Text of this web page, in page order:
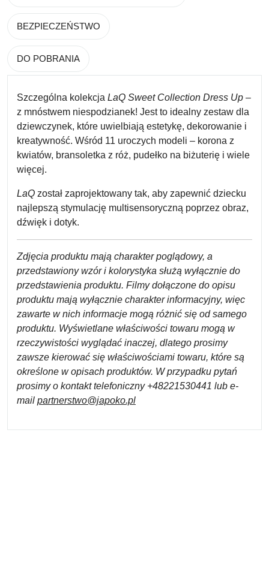
BEZPIECZEŃSTWO
DO POBRANIA
Szczególna kolekcja LaQ Sweet Collection Dress Up –
z mnóstwem niespodzianek! Jest to idealny zestaw dla
dziewczynek, które uwielbiają estetykę, dekorowanie i
kreatywność. Wśród 11 uroczych modeli – korona z
kwiatów, bransoletka z róż, pudełko na biżuterię i wiele
więcej.
LaQ został zaprojektowany tak, aby zapewnić dziecku
najlepszą stymulację multisensoryczną poprzez obraz,
dźwięk i dotyk.
Zdjęcia produktu mają charakter poglądowy, a
przedstawiony wzór i kolorystyka służą wyłącznie do
przedstawienia produktu. Filmy dołączone do opisu
produktu mają wyłącznie charakter informacyjny, więc
zawarte w nich informacje mogą różnić się od samego
produktu. Wyświetlane właściwości towaru mogą w
rzeczywistości wyglądać inaczej, dlatego prosimy
zawsze kierować się właściwościami towaru, które są
określone w opisach produktów. W przypadku pytań
prosimy o kontakt telefoniczny +48221530441 lub e-
mail partnerstwo@japoko.pl